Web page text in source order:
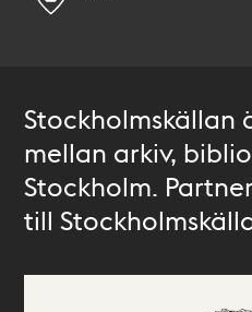
Stockholmskällan
mellan arkiv,
Stockholm.
till